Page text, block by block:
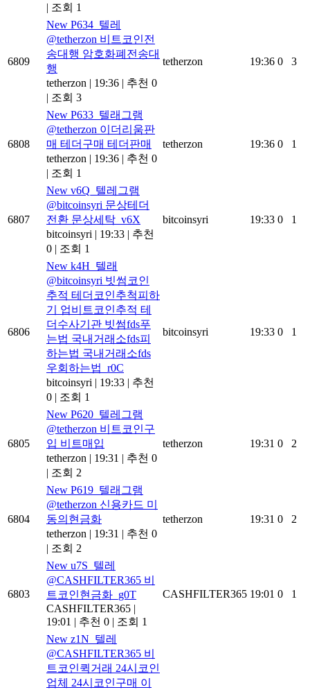
| 조회 1
6809
New P634_텔레
@tetherzon 비트코인전
송대행 암호화폐전송대
행
tetherzon | 19:36 | 추천 0
| 조회 3
tetherzon 19:36 0 3
6808
New P633_텔래그램
@tetherzon 이더리움판
매 테더구매 테더판매
tetherzon | 19:36 | 추천 0
| 조회 1
tetherzon 19:36 0 1
6807
New v6Q_텔레그램
@bitcoinsyri 문상테더
전환 문상세탁_v6X
bitcoinsyri | 19:33 | 추천
0 | 조회 1
bitcoinsyri 19:33 0 1
6806
New k4H_텔래
@bitcoinsyri 빗썸코인
추적 테더코인추척피하
기 업비트코인추적 테
더수사기관 빗썸fds푸
는법 국내거래소fds피
하는법 국내거래소fds
우회하는법_r0C
bitcoinsyri | 19:33 | 추천
0 | 조회 1
bitcoinsyri 19:33 0 1
6805
New P620_텔레그램
@tetherzon 비트코인구
입 비트매입
tetherzon | 19:31 | 추천 0
| 조회 2
tetherzon 19:31 0 2
6804
New P619_텔래그램
@tetherzon 신용카드 미
동의현금화
tetherzon | 19:31 | 추천 0
| 조회 2
tetherzon 19:31 0 2
6803
New u7S_텔레
@CASHFILTER365 비
트코인현금화_g0T
CASHFILTER365 |
19:01 | 추천 0 | 조회 1
CASHFILTER365 19:01 0 1
New z1N_텔레
@CASHFILTER365 비
트코인퀵거래 24시코인
업체 24시코인구매 이